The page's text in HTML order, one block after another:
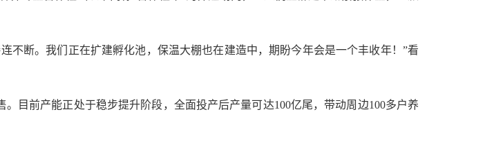
不断。我们正在扩建孵化池，保温大棚也在建造中，期盼今年会是一个丰收年！”看
目前产能正处于稳步提升阶段，全面投产后产量可达100亿尾，带动周边100多户养